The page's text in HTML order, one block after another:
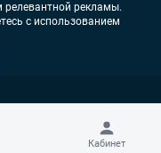
Кабинет
релевантной рекламы.
с использованием